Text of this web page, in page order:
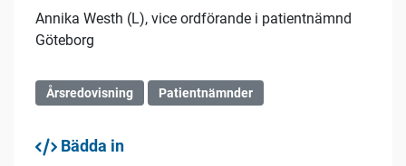
Annika Westh (L), vice ordförande i patientnämnd
Göteborg
Årsredovisning Patientnämnder
Bädda in